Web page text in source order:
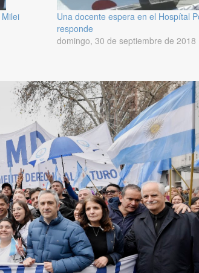
Una docente espera en el Hospítal
responde
domingo, 30 de septiembre de 2018